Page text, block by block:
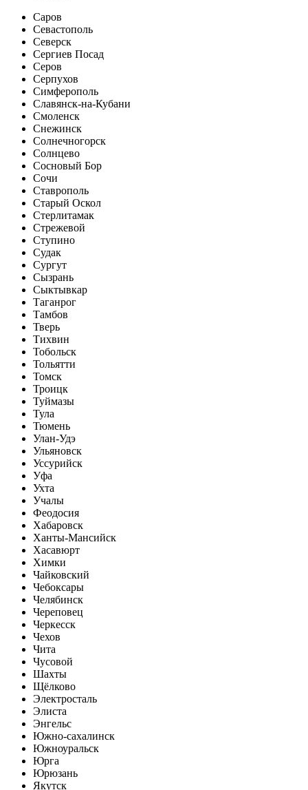
Саров
Севастополь
Северск
Сергиев Посад
Серов
Серпухов
Симферополь
Славянск-на-Кубани
Смоленск
Снежинск
Солнечногорск
Солнцево
Сосновый Бор
Сочи
Ставрополь
Старый Оскол
Стерлитамак
Стрежевой
Ступино
Судак
Сургут
Сызрань
Сыктывкар
Таганрог
Тамбов
Тверь
Тихвин
Тобольск
Тольятти
Томск
Троицк
Туймазы
Тула
Тюмень
Улан-Удэ
Ульяновск
Уссурийск
Уфа
Ухта
Учалы
Феодосия
Хабаровск
Ханты-Мансийск
Хасавюрт
Химки
Чайковский
Чебоксары
Челябинск
Череповец
Черкесск
Чехов
Чита
Чусовой
Шахты
Щёлково
Электросталь
Элиста
Энгельс
Южно-сахалинск
Южноуральск
Юрга
Юрюзань
Якутск